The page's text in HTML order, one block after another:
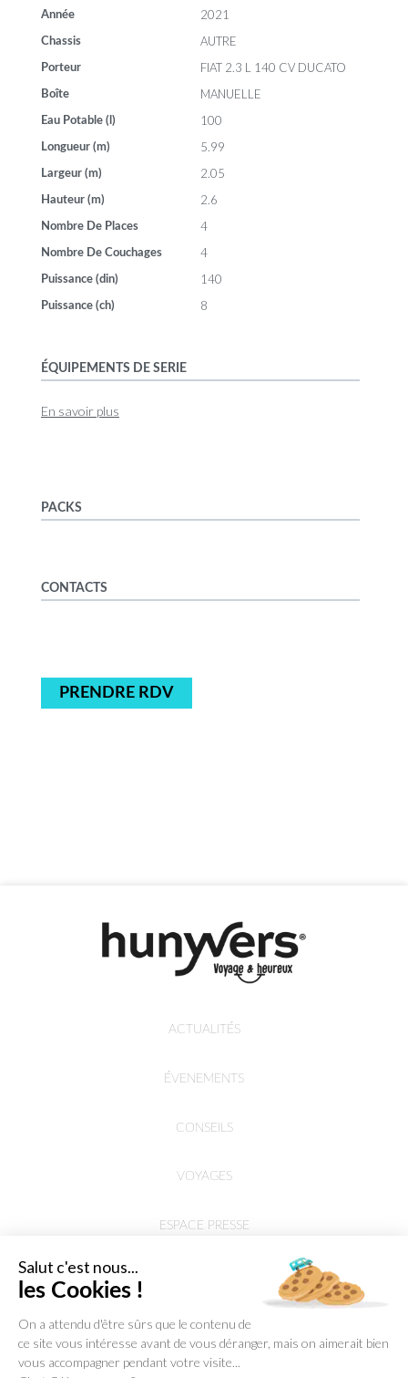
Année 2021
Chassis AUTRE
Porteur FIAT 2.3 L 140 CV DUCATO
Boîte MANUELLE
Eau Potable (l) 100
Longueur (m) 5.99
Largeur (m) 2.05
Hauteur (m) 2.6
Nombre De Places 4
Nombre De Couchages 4
Puissance (din) 140
Puissance (ch) 8
ÉQUIPEMENTS DE SERIE
En savoir plus
PACKS
CONTACTS
PRENDRE RDV
ACTUALITÉS
ÉVENEMENTS
CONSEILS
VOYAGES
ESPACE PRESSE
Salut c'est nous...
les Cookies !
On a attendu d'être sûrs que le contenu de
ce site vous intéresse avant de vous déranger, mais on aimerait bien
vous accompagner pendant votre visite...